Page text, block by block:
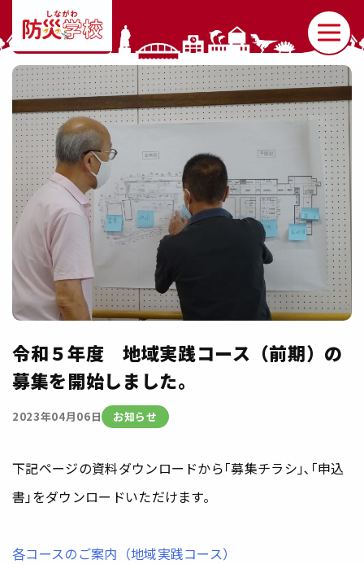
令和５年度 地域実践コース（前期）の
募集を開始しました。
2023年04月06日 お知らせ
下記ページの資料ダウンロードから｢募集チラシ｣､｢申込
書｣をダウンロードいただけます。
各コースのご案内（地域実践コース）